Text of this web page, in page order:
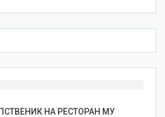
НА РЕСТОРАН МУ